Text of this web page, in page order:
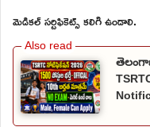
మెడికల్ సర్టిఫికెట్స్ కలిగి ఉండాలి.